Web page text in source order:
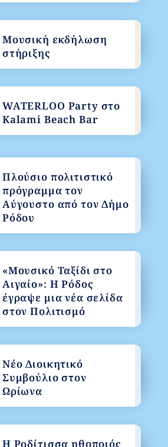
Πλούσιο πολιτιστικό
πρόγραμμα τον
Αύγουστο από τον Δήμο
Ρόδου
«Μουσικό Ταξίδι στο
Αιγαίο»: Η Ρόδος
έγραψε μια νέα σελίδα
στον Πολιτισμό
Νέο Διοικητικό
Συμβούλιο στον
Ωρίωνα
Η Ροδίτισσα ηθοποιός
Μουσική εκδήλωση
στήριξης
WATERLOO Party στο
Kalami Beach Bar